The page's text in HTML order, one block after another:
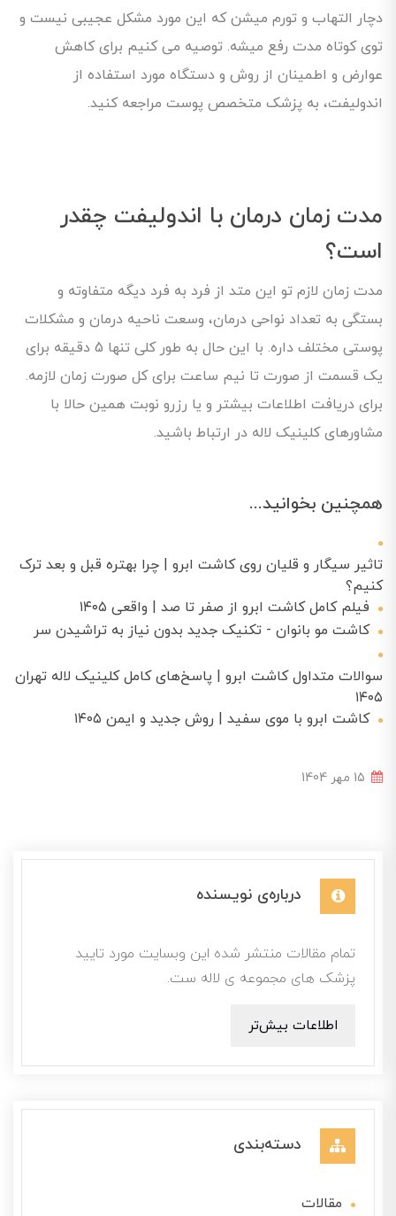
دچار التهاب و تورم میشن که این مورد مشکل عجیبی نیست و
توی کوتاه مدت رفع میشه. توصیه می کنیم برای کاهش
عوارض و اطمینان از روش و دستگاه مورد استفاده از
اندولیفت، به پزشک متخصص پوست مراجعه کنید.
مدت زمان درمان با اندولیفت چقدر
است؟
مدت زمان لازم تو این متد از فرد به فرد دیگه متفاوته و
بستگی به تعداد نواحی درمان، وسعت ناحیه درمان و مشکلات
پوستی مختلف داره. با این حال به طور کلی تنها 5 دقیقه برای
یک قسمت از صورت تا نیم ساعت برای کل صورت زمان لازمه.
برای دریافت اطلاعات بیشتر و یا رزرو نوبت همین حالا با
مشاورهای کلینیک لاله در ارتباط باشید.
همچنین بخوانید...
تاثیر سیگار و قلیان روی کاشت ابرو | چرا بهتره قبل و بعد ترک
کنیم؟
فیلم کامل کاشت ابرو از صفر تا صد | واقعی ۱۴۰۵
کاشت مو بانوان - تکنیک جدید بدون نیاز به تراشیدن سر
سوالات متداول کاشت ابرو | پاسخ‌های کامل کلینیک لاله تهران
۱۴۰۵
کاشت ابرو با موی سفید | روش جدید و ایمن ۱۴۰۵
درباره‌ی نویسنده
تمام مقالات منتشر شده این وبسایت مورد تایید
پزشک های مجموعه ی لاله ست.
اطلاعات بیش‌تر
دسته‌بندی
مقالات